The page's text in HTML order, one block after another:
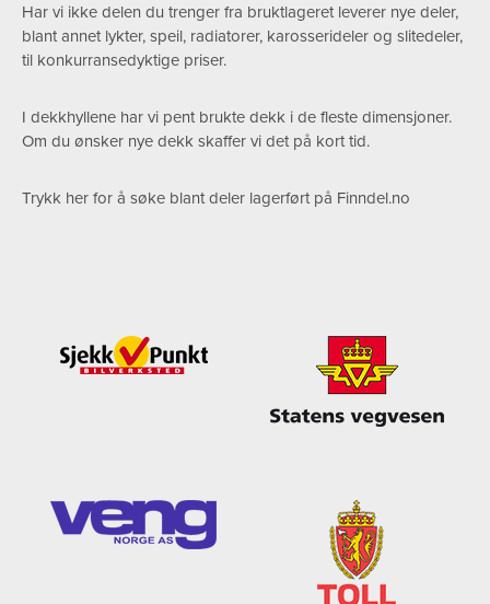
Har vi ikke delen du trenger fra bruktlageret leverer nye deler,
blant annet lykter, speil, radiatorer, karosserideler og slitedeler,
til konkurransedyktige priser.
I dekkhyllene har vi pent brukte dekk i de fleste dimensjoner.
Om du ønsker nye dekk skaffer vi det på kort tid.
Trykk her for å søke blant deler lagerført på Finndel.no